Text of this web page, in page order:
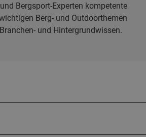
Bergsport-Experten kompetente
Berg- und Outdoorthemen
und Hintergrundwissen.